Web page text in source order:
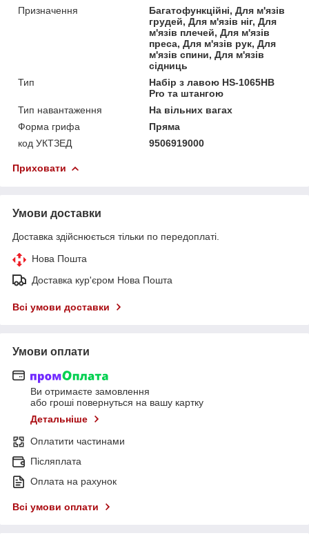
Призначення
Багатофункційні, Для м'язів
грудей, Для м'язів ніг, Для
м'язів плечей, Для м'язів
преса, Для м'язів рук, Для
м'язів спини, Для м'язів
сідниць
Тип
Набір з лавою HS-1065HB
Pro та штангою
Тип навантаження
На вільних вагах
Форма грифа
Пряма
код УКТЗЕД
9506919000
Приховати
Умови доставки
Доставка здійснюється тільки по передоплаті.
Нова Пошта
Доставка кур'єром Нова Пошта
Всі умови доставки
Умови оплати
Ви отримаєте замовлення
або гроші повернуться на вашу картку
Детальніше
Оплатити частинами
Післяплата
Оплата на рахунок
Всі умови оплати